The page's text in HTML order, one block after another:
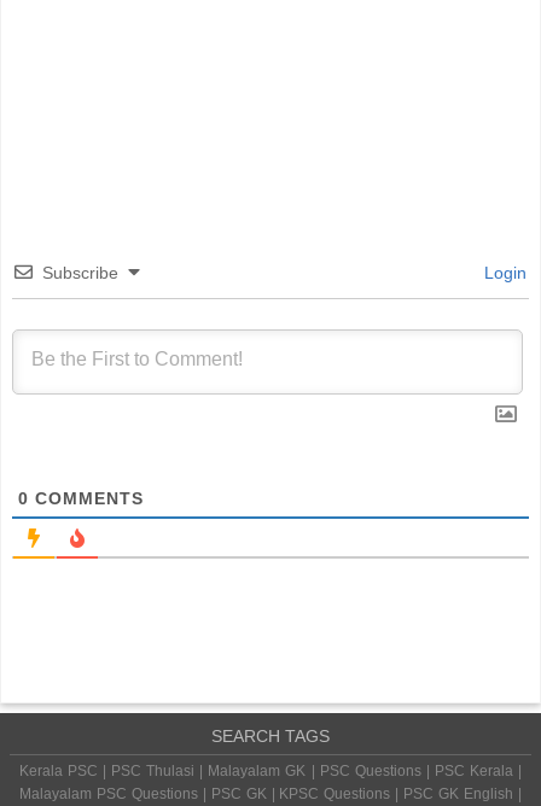
Subscribe Login
0 COMMENTS
SEARCH TAGS
Kerala PSC | PSC Thulasi | Malayalam GK | PSC Questions | PSC Kerala |
Malayalam PSC Questions | PSC GK | KPSC Questions | PSC GK English |